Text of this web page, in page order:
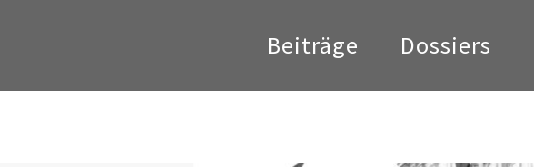
Beiträge Dossiers